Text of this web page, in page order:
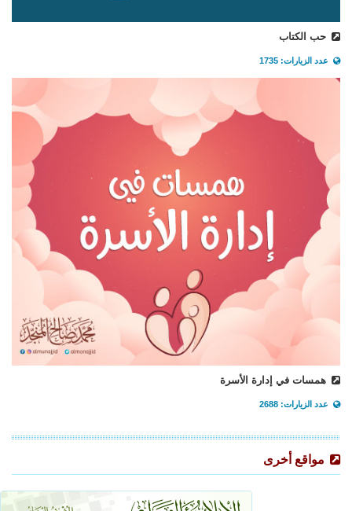
حب الكتاب
عدد الزيارات: 1735
همسات في إدارة الأسرة
عدد الزيارات: 2688
مواقع أخرى